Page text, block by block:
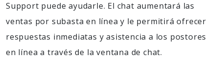
Support puede ayudarle. El chat aumentará las
ventas por subasta en línea y le permitirá ofrecer
respuestas inmediatas y asistencia a los postores
en línea a través de la ventana de chat.